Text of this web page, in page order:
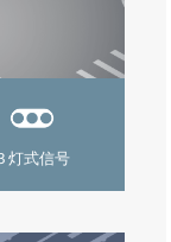
灯式信号